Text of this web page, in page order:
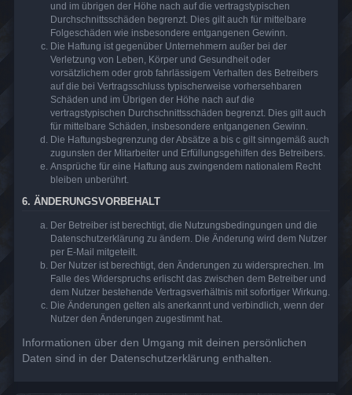
und im übrigen der Höhe nach auf die vertragstypischen
Durchschnittsschäden begrenzt. Dies gilt auch für mittelbare
Folgeschäden wie insbesondere entgangenen Gewinn.
Die Haftung ist gegenüber Unternehmern außer bei der
Verletzung von Leben, Körper und Gesundheit oder
vorsätzlichem oder grob fahrlässigem Verhalten des Betreibers
auf die bei Vertragsschluss typischerweise vorhersehbaren
Schäden und im Übrigen der Höhe nach auf die
vertragstypischen Durchschnittsschäden begrenzt. Dies gilt auch
für mittelbare Schäden, insbesondere entgangenen Gewinn.
Die Haftungsbegrenzung der Absätze a bis c gilt sinngemäß auch
zugunsten der Mitarbeiter und Erfüllungsgehilfen des Betreibers.
Ansprüche für eine Haftung aus zwingendem nationalem Recht
bleiben unberührt.
6. ÄNDERUNGSVORBEHALT
Der Betreiber ist berechtigt, die Nutzungsbedingungen und die
Datenschutzerklärung zu ändern. Die Änderung wird dem Nutzer
per E-Mail mitgeteilt.
Der Nutzer ist berechtigt, den Änderungen zu widersprechen. Im
Falle des Widerspruchs erlischt das zwischen dem Betreiber und
dem Nutzer bestehende Vertragsverhältnis mit sofortiger Wirkung.
Die Änderungen gelten als anerkannt und verbindlich, wenn der
Nutzer den Änderungen zugestimmt hat.
Informationen über den Umgang mit deinen persönlichen
Daten sind in der Datenschutzerklärung enthalten.